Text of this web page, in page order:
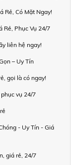
Rẻ, Có Mặt Ngay!
Rẻ, Phục Vụ 24/7
liên hệ ngay!
– Uy Tín
gọi là có ngay!
vụ 24/7
- Uy Tín - Giá
giá rẻ, 24/7